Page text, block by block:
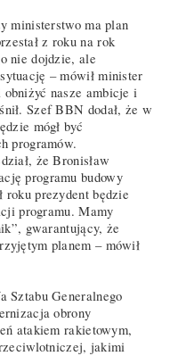
ministerstwo ma plan
z roku na rok
nie dojdzie, ale
– mówił minister
nasze ambicje i
Szef BBN dodał, że w
mógł być
programów.
że Bronisław
programu budowy
roku prezydent będzie
programu. Mamy
gwarantujący, że
planem – mówił
Sztabu Generalnego
obrony
atakiem rakietowym,
jakimi